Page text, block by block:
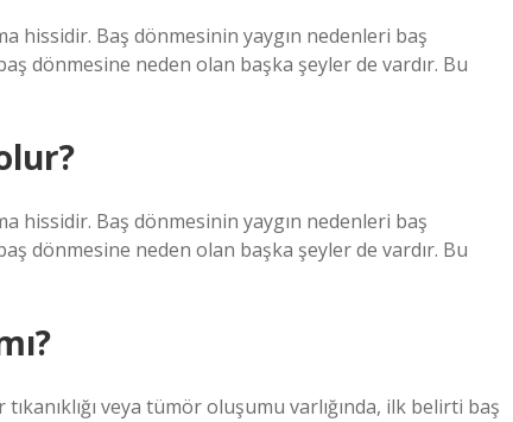
hissidir. Baş dönmesinin yaygın nedenleri baş
dönmesine neden olan başka şeyler de vardır. Bu
hissidir. Baş dönmesinin yaygın nedenleri baş
dönmesine neden olan başka şeyler de vardır. Bu
veya tümör oluşumu varlığında, ilk belirti baş